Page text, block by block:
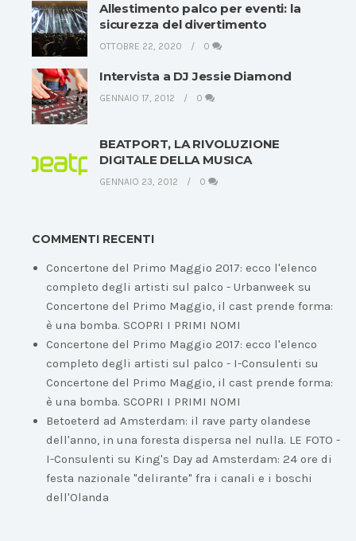
Allestimento palco per eventi: la
sicurezza del divertimento
OTTOBRE 22, 2020 0
Intervista a DJ Jessie Diamond
GENNAIO 17, 2012 0
BEATPORT, LA RIVOLUZIONE
DIGITALE DELLA MUSICA
GENNAIO 23, 2012 0
COMMENTI RECENTI
Concertone del Primo Maggio 2017: ecco l'elenco
completo degli artisti sul palco - Urbanweek su
Concertone del Primo Maggio, il cast prende forma:
è una bomba. SCOPRI I PRIMI NOMI
Concertone del Primo Maggio 2017: ecco l'elenco
completo degli artisti sul palco - I-Consulenti su
Concertone del Primo Maggio, il cast prende forma:
è una bomba. SCOPRI I PRIMI NOMI
Betoeterd ad Amsterdam: il rave party olandese
dell'anno, in una foresta dispersa nel nulla. LE FOTO -
I-Consulenti su King's Day ad Amsterdam: 24 ore di
festa nazionale "delirante" fra i canali e i boschi
dell'Olanda